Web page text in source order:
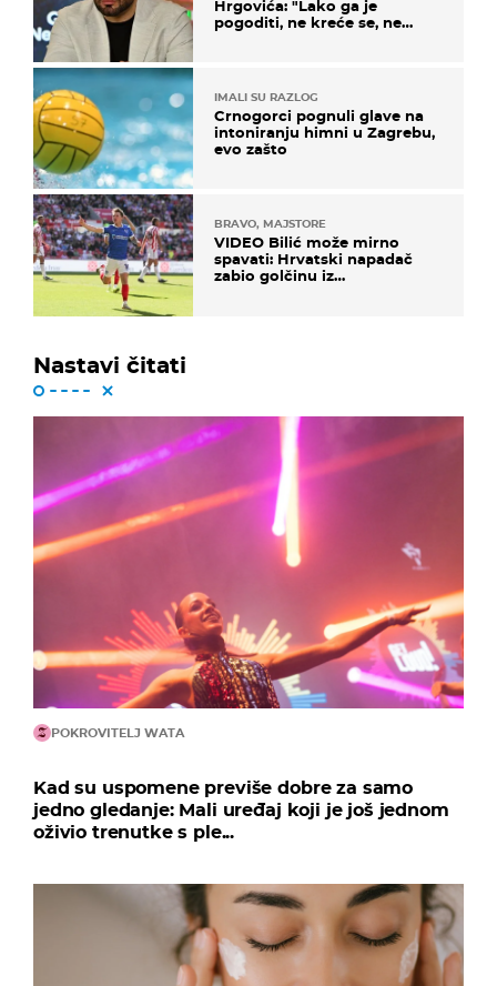
Hrgovića: "Lako ga je
pogoditi, ne kreće se, ne
IMALI SU RAZLOG
Crnogorci pognuli glave na
intoniranju himni u Zagrebu,
evo zašto
BRAVO, MAJSTORE
VIDEO Bilić može mirno
spavati: Hrvatski napadač
zabio golčinu iz
Nastavi čitati
POKROVITELJ WATA
Kad su uspomene previše dobre za samo
jedno gledanje: Mali uređaj koji je još jednom
oživio trenutke s ple...